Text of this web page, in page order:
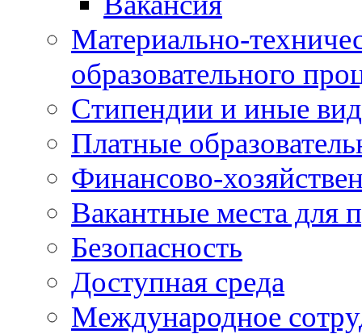
Материально-
образовательного
Стипендии и иные
Платные
Финансово-
Вакантные места для
Безопасность
Доступная среда
Международное